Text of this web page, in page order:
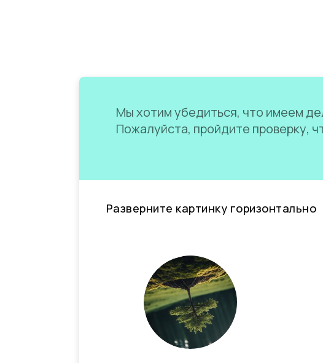
Мы хотим убедиться, что имеем
Пожалуйста, пройдите проверку,
Разверните картинку горизонтально